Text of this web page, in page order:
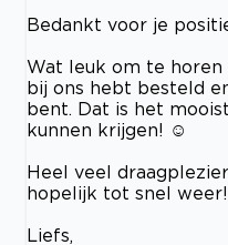
Bedankt voor je
Wat leuk om te
bij ons hebt besteld
bent. Dat is het
kunnen krijgen! ☺️
Heel veel
hopelijk tot snel weer!
Liefs,